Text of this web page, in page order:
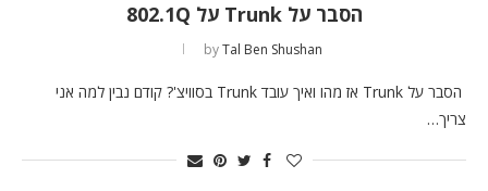
הסבר על Trunk על 802.1Q
byTal Ben Shushan
הסבר על Trunk אז מהו ואיך עובד Trunk בסוויצ'? קודם נבין למה אני
צריך…